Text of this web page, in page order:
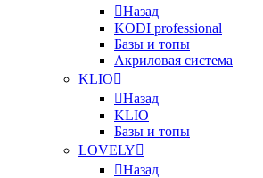
Назад
KODI professional
Базы и топы
Акриловая система
KLIO
Назад
KLIO
Базы и топы
LOVELY
Назад